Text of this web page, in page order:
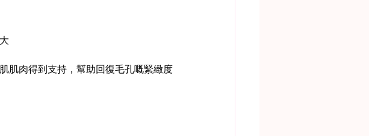
肌肉得到支持，幫助回復毛孔嘅緊緻度